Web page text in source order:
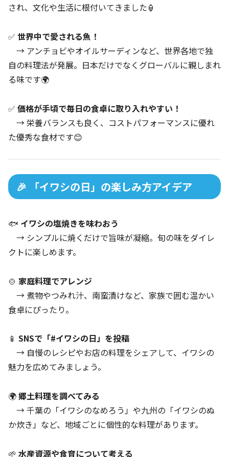
され、文化や生活に根付いてきました🏮
✅ 世界中で愛される魚！
→ アンチョビやオイルサーディンなど、世界各地で独
自の料理法が発展。日本だけでなくグローバルに親しまれ
る味です🌍
✅ 価格が手頃で毎日の食卓に取り入れやすい！
→ 栄養バランスも良く、コストパフォーマンスに優れ
た優秀な食材です😊
🎉 「イワシの日」の楽しみ方アイデア
🐟 イワシの塩焼きを味わおう
→ シンプルに焼くだけで旨味が凝縮。旬の味をダイレ
クトに楽しめます。
🍲 家庭料理でアレンジ
→ 煮物やつみれ汁、南蛮漬けなど、家族で囲む温かい
食卓にぴったり。
📱 SNSで「#イワシの日」を投稿
→ 自慢のレシピやお店の料理をシェアして、イワシの
魅力を広めてみましょう。
🌍郷土料理を調べてみる
→ 千葉の「イワシのなめろう」や九州の「イワシのぬ
か炊き」など、地域ごとに個性的な料理があります。
🌱 水産資源や食育について考える